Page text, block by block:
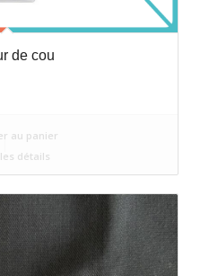
de cou
au panier
détails